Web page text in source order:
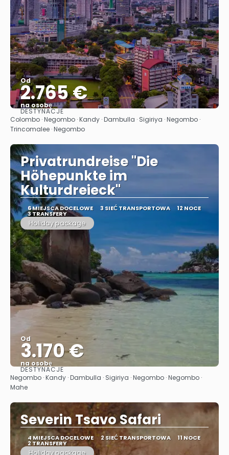
Od
2.765 €
na osobę
Zobacz
DESTYNACJE
Colombo · Negombo · Kandy · Dambulla · Sigiriya · Negombo ·
Trincomalee · Negombo
Privatrundreise "Die
Höhepunkte im
Kulturdreieck"
6 MIEJSCA DOCELOWE 3 SIEĆ TRANSPORTOWA 12 NOCE
3 TRANSFERY
Holiday package
Od
3.170 €
na osobę
Zobacz
DESTYNACJE
Negombo · Kandy · Dambulla · Sigiriya · Negombo · Negombo ·
Mahe
Severin Tsavo Safari
4 MIEJSCA DOCELOWE 2 SIEĆ TRANSPORTOWA 11 NOCE
2 TRANSFERY
Holiday package